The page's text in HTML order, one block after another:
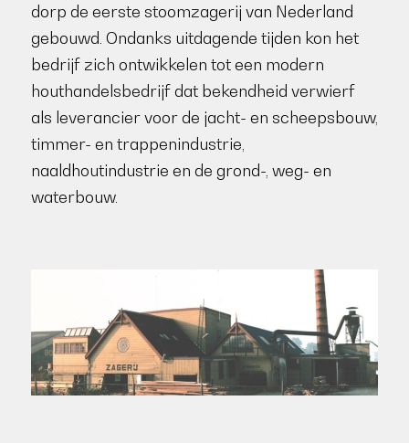
dorp de eerste stoomzagerij van Nederland
gebouwd. Ondanks uitdagende tijden kon het
bedrijf zich ontwikkelen tot een modern
houthandelsbedrijf dat bekendheid verwierf
als leverancier voor de jacht- en scheepsbouw,
timmer- en trappenindustrie,
naaldhoutindustrie en de grond-, weg- en
waterbouw.